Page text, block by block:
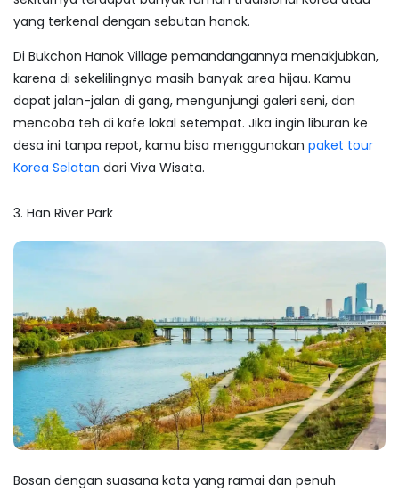
yang terkenal dengan sebutan hanok.
Di Bukchon Hanok Village pemandangannya menakjubkan,
karena di sekelilingnya masih banyak area hijau. Kamu
dapat jalan-jalan di gang, mengunjungi galeri seni, dan
mencoba teh di kafe lokal setempat. Jika ingin liburan ke
desa ini tanpa repot, kamu bisa menggunakanpaket tour
Korea Selatan dari Viva Wisata.
3. Han River Park
Bosan dengan suasana kota yang ramai dan penuh